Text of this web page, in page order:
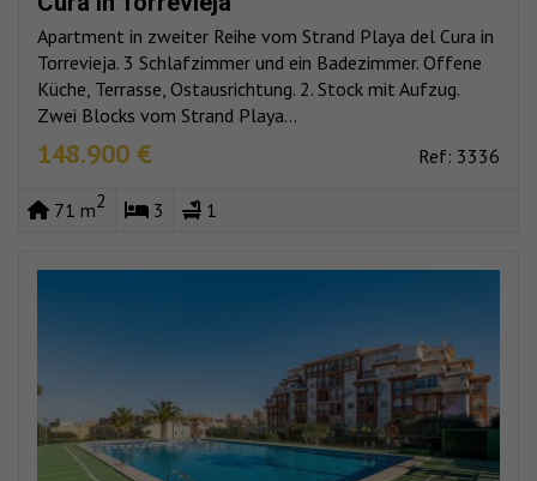
Apartment in zweiter Reihe vom Strand Playa del Cura in
Torrevieja. 3 Schlafzimmer und ein Badezimmer. Offene
Küche, Terrasse, Ostausrichtung. 2. Stock mit Aufzug.
Zwei Blocks vom Strand Playa...
148.900 € Ref: 3336
71 m2 3 1